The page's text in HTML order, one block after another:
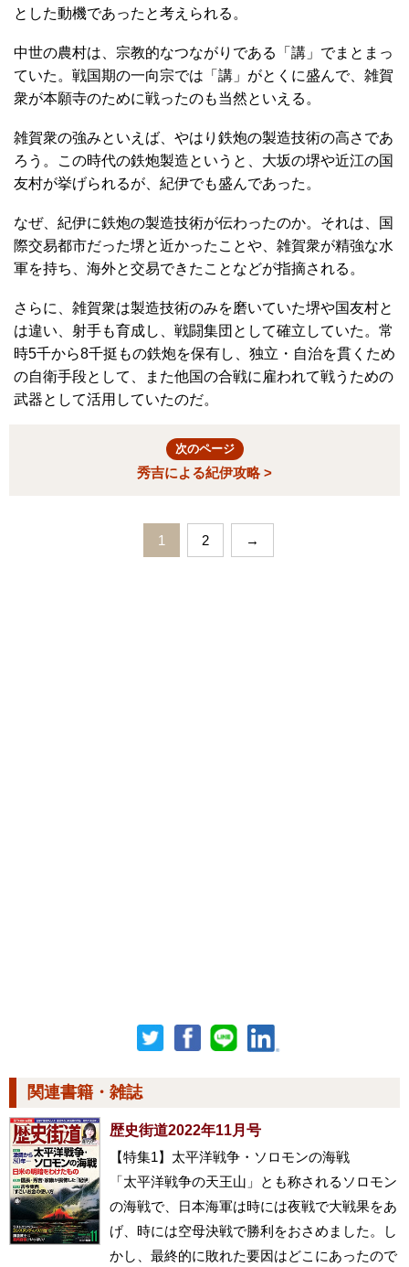
とした動機であったと考えられる。
中世の農村は、宗教的なつながりである「講」でまとまっ
ていた。戦国期の一向宗では「講」がとくに盛んで、雑賀
衆が本願寺のために戦ったのも当然といえる。
雑賀衆の強みといえば、やはり鉄炮の製造技術の高さであ
ろう。この時代の鉄炮製造というと、大坂の堺や近江の国
友村が挙げられるが、紀伊でも盛んであった。
なぜ、紀伊に鉄炮の製造技術が伝わったのか。それは、国
際交易都市だった堺と近かったことや、雑賀衆が精強な水
軍を持ち、海外と交易できたことなどが指摘される。
さらに、雑賀衆は製造技術のみを磨いていた堺や国友村と
は違い、射手も育成し、戦闘集団として確立していた。常
時5千から8千挺もの鉄炮を保有し、独立・自治を貫くため
の自衛手段として、また他国の合戦に雇われて戦うための
武器として活用していたのだ。
次のページ
秀吉による紀伊攻略 >
1 2 →
関連書籍・雑誌
歴史街道2022年11月号
【特集1】太平洋戦争・ソロモンの海戦
「太平洋戦争の天王山」とも称されるソロモン
の海戦で、日本海軍は時には夜戦で大戦果をあ
げ、時には空母決戦で勝利をおさめました。し
かし、最終的に敗れた要因はどこにあったので